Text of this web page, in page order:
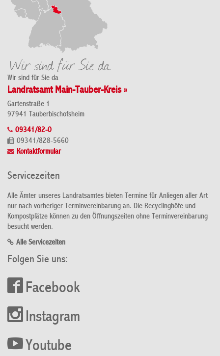
Wir sind für Sie da
Landratsamt Main-Tauber-Kreis »
Gartenstraße 1
97941 Tauberbischofsheim
09341/82-0
09341/828-5660
Kontaktformular
Servicezeiten
Alle Ämter unseres Landratsamtes bieten Termine für Anliegen aller Art
nur nach vorheriger Terminvereinbarung an. Die Recyclinghöfe und
Kompostplätze können zu den Öffnungszeiten ohne Terminvereinbarung
besucht werden.
Alle Servicezeiten
Folgen Sie uns:
Facebook
Instagram
Youtube